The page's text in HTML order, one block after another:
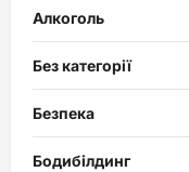
Алкоголь
Без категорії
Безпека
Бодибілдинг